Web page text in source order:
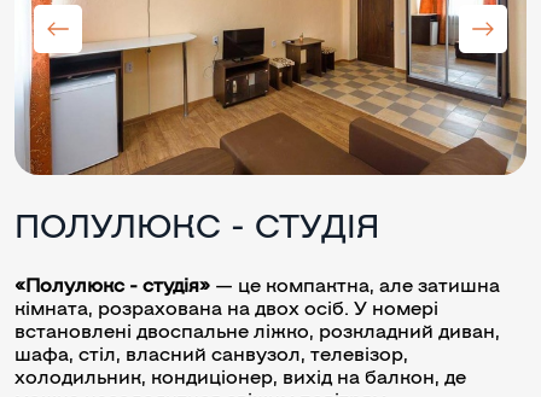
ПОЛУЛЮКС - СТУДІЯ
«Полулюкс - студія» — це компактна, але затишна
кімната, розрахована на двох осіб. У номері
встановлені двоспальне ліжко, розкладний диван,
шафа, стіл, власний санвузол, телевізор,
холодильник, кондиціонер, вихід на балкон, де